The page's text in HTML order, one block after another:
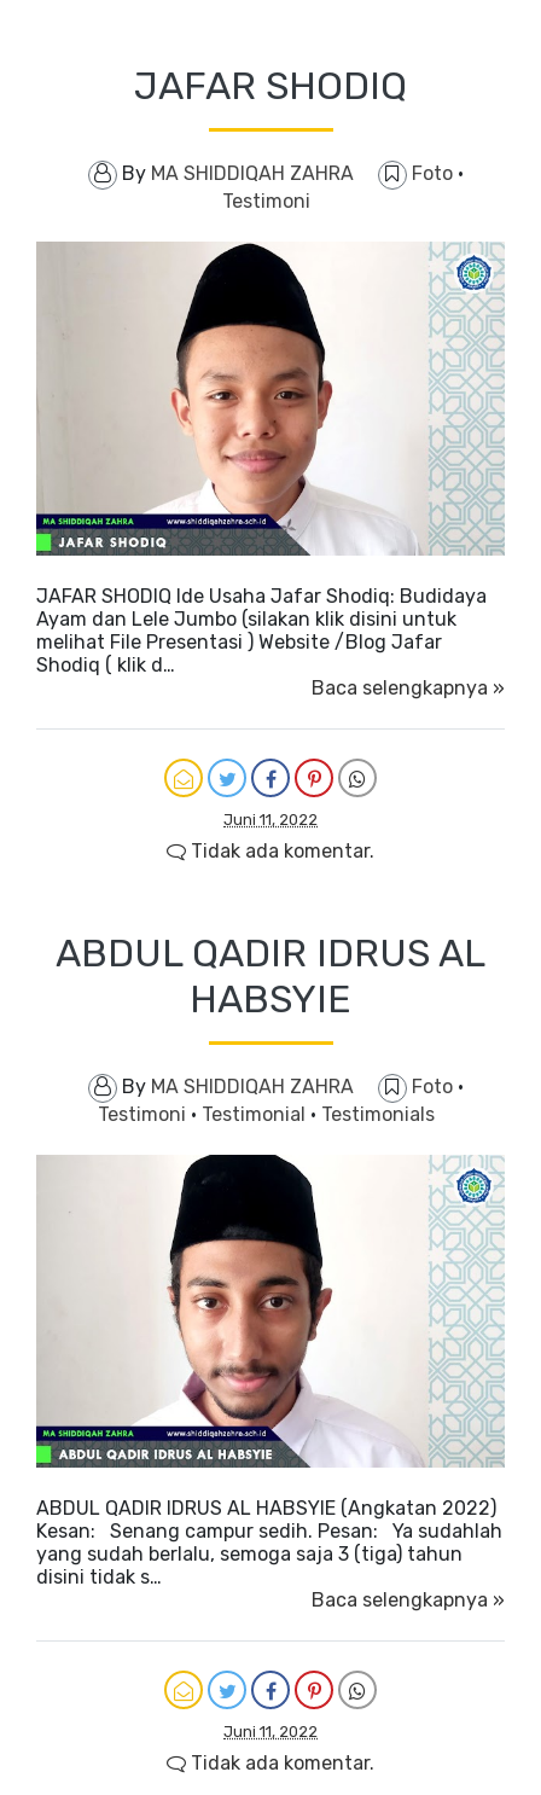
JAFAR SHODIQ
By MA SHIDDIQAH ZAHRA Foto ·
Testimoni
JAFAR SHODIQ Ide Usaha Jafar Shodiq: Budidaya
Ayam dan Lele Jumbo (silakan klik disini untuk
melihat File Presentasi ) Website /Blog Jafar
Shodiq ( klik d…
Baca selengkapnya »
Juni 11, 2022
Tidak ada komentar.
ABDUL QADIR IDRUS AL
HABSYIE
By MA SHIDDIQAH ZAHRA Foto ·
Testimoni · Testimonial · Testimonials
ABDUL QADIR IDRUS AL HABSYIE (Angkatan 2022)
Kesan: Senang campur sedih. Pesan: Ya sudahlah
yang sudah berlalu, semoga saja 3 (tiga) tahun
disini tidak s…
Baca selengkapnya »
Juni 11, 2022
Tidak ada komentar.